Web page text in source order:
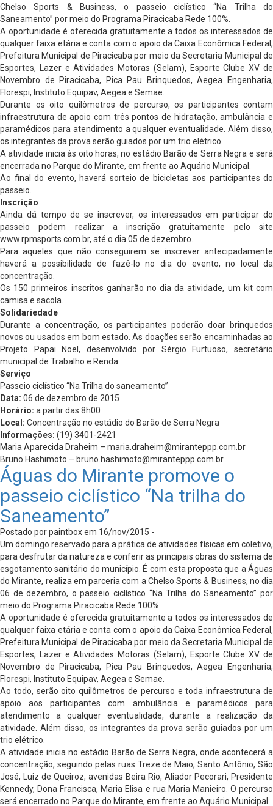
Chelso Sports & Business, o passeio ciclístico “Na Trilha do
Saneamento” por meio do Programa Piracicaba Rede 100%.
A oportunidade é oferecida gratuitamente a todos os interessados de
qualquer faixa etária e conta com o apoio da Caixa Econômica Federal,
Prefeitura Municipal de Piracicaba por meio da Secretaria Municipal de
Esportes, Lazer e Atividades Motoras (Selam), Esporte Clube XV de
Novembro de Piracicaba, Pica Pau Brinquedos, Aegea Engenharia,
Florespi, Instituto Equipav, Aegea e Semae.
Durante os oito quilômetros de percurso, os participantes contam
infraestrutura de apoio com três pontos de hidratação, ambulância e
paramédicos para atendimento a qualquer eventualidade. Além disso,
os integrantes da prova serão guiados por um trio elétrico.
A atividade inicia às oito horas, no estádio Barão de Serra Negra e será
encerrada no Parque do Mirante, em frente ao Aquário Municipal.
Ao final do evento, haverá sorteio de bicicletas aos participantes do
passeio.
Inscrição
Ainda dá tempo de se inscrever, os interessados em participar do
passeio podem realizar a inscrição gratuitamente pelo site
www.rpmsports.com.br, até o dia 05 de dezembro.
Para aqueles que não conseguirem se inscrever antecipadamente
haverá a possibilidade de fazê-lo no dia do evento, no local da
concentração.
Os 150 primeiros inscritos ganharão no dia da atividade, um kit com
camisa e sacola.
Solidariedade
Durante a concentração, os participantes poderão doar brinquedos
novos ou usados em bom estado. As doações serão encaminhadas ao
Projeto Papai Noel, desenvolvido por Sérgio Furtuoso, secretário
municipal de Trabalho e Renda.
Serviço
Passeio ciclístico “Na Trilha do saneamento”
Data: 06 de dezembro de 2015
Horário: a partir das 8h00
Local: Concentração no estádio do Barão de Serra Negra
Informações: (19) 3401-2421
Maria Aparecida Draheim – maria.draheim@miranteppp.com.br
Bruno Hashimoto – bruno.hashimoto@miranteppp.com.br
Águas do Mirante promove o
passeio ciclístico “Na trilha do
Saneamento”
Postado por paintbox em 16/nov/2015 -
Um domingo reservado para a prática de atividades físicas em coletivo,
para desfrutar da natureza e conferir as principais obras do sistema de
esgotamento sanitário do município. É com esta proposta que a Águas
do Mirante, realiza em parceria com a Chelso Sports & Business, no dia
06 de dezembro, o passeio ciclístico “Na Trilha do Saneamento” por
meio do Programa Piracicaba Rede 100%.
A oportunidade é oferecida gratuitamente a todos os interessados de
qualquer faixa etária e conta com o apoio da Caixa Econômica Federal,
Prefeitura Municipal de Piracicaba por meio da Secretaria Municipal de
Esportes, Lazer e Atividades Motoras (Selam), Esporte Clube XV de
Novembro de Piracicaba, Pica Pau Brinquedos, Aegea Engenharia,
Florespi, Instituto Equipav, Aegea e Semae.
Ao todo, serão oito quilômetros de percurso e toda infraestrutura de
apoio aos participantes com ambulância e paramédicos para
atendimento a qualquer eventualidade, durante a realização da
atividade. Além disso, os integrantes da prova serão guiados por um
trio elétrico.
A atividade inicia no estádio Barão de Serra Negra, onde acontecerá a
concentração, seguindo pelas ruas Treze de Maio, Santo Antônio, São
José, Luiz de Queiroz, avenidas Beira Rio, Aliador Pecorari, Presidente
Kennedy, Dona Francisca, Maria Elisa e rua Maria Manieiro. O percurso
será encerrado no Parque do Mirante, em frente ao Aquário Municipal.